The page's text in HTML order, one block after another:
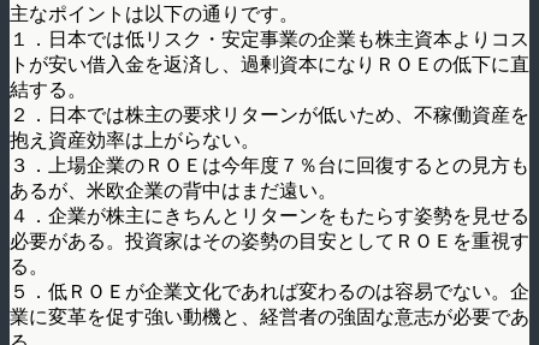
主なポイントは以下の通りです。
１．日本では低リスク・安定事業の企業も株主資本よりコス
トが安い借入金を返済し、過剰資本になりＲＯＥの低下に直
結する。
２．日本では株主の要求リターンが低いため、不稼働資産を
抱え資産効率は上がらない。
３．上場企業のＲＯＥは今年度７％台に回復するとの見方も
あるが、米欧企業の背中はまだ遠い。
４．企業が株主にきちんとリターンをもたらす姿勢を見せる
必要がある。投資家はその姿勢の目安としてＲＯＥを重視す
る。
５．低ＲＯＥが企業文化であれば変わるのは容易でない。企
業に変革を促す強い動機と、経営者の強固な意志が必要であ